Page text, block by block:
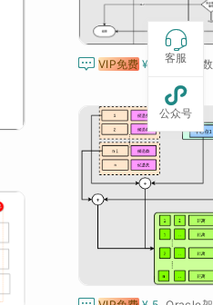
 VIP免费 ¥ 5 Oracle

客服

公众号